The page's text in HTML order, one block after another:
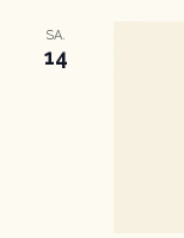
SA.
14